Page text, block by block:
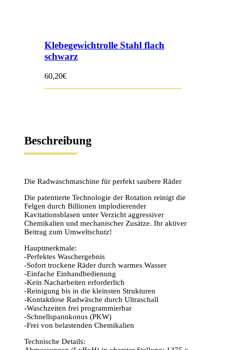
Klebegewichtrolle Stahl flach
schwarz
60,20€
Beschreibung
Die Radwaschmaschine für perfekt saubere Räder
Die patentierte Technologie der Rotation reinigt die
Felgen durch Billionen implodierender
Kavitationsblasen unter Verzicht aggressiver
Chemikalien und mechanischer Zusätze. Ihr aktiver
Beitrag zum Umweltschutz!
Hauptmerkmale:
-Perfektes Waschergebnis
-Sofort trockene Räder durch warmes Wasser
-Einfache Einhandbedienung
-Kein Nacharbeiten erforderlich
-Reinigung bis in die kleinsten Strukturen
-Kontaktlose Radwäsche durch Ultraschall
-Waschzeiten frei programmierbar
-Schnellspannkonus (PKW)
-Frei von belastenden Chemikalien
Technische Details: